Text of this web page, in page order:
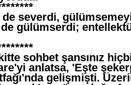
severdi,
de gülümserdi;
sohbet şansınız
anlatsa, 'Eşte
gelişmişti.